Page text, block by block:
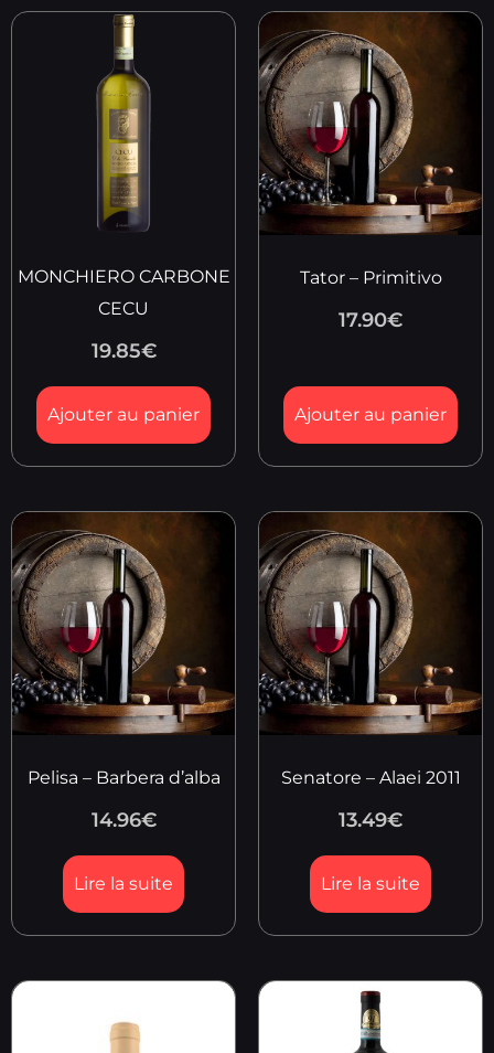
MONCHIERO CARBONE
CECU
19.85€
Ajouter au panier
Tator – Primitivo
17.90€
Ajouter au panier
Pelisa – Barbera d’alba
14.96€
Lire la suite
Senatore – Alaei 2011
13.49€
Lire la suite